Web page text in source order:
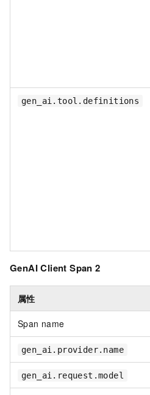
gen_ai.tool.definitions
GenAI Client Span 2
属性
Span name
gen_ai.provider.name
gen_ai.request.model